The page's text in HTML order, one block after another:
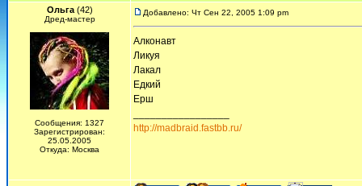
Ольга(42)
Дред-мастер
Сообщения: 1327
Зарегистрирован:
25.05.2005
Откуда: Москва
Добавлено: Чт Сен 22, 2005 1:09 pm
Алконавт
Ликуя
Лакал
Едкий
Ерш
http://madbraid.fastbb.ru/